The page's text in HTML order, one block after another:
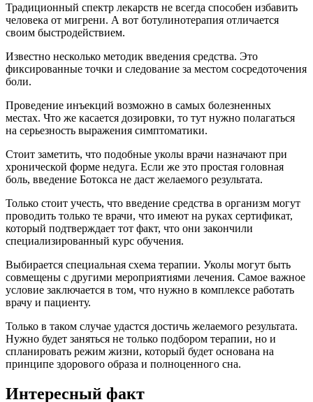
Традиционный спектр лекарств не всегда способен избавить
человека от мигрени. А вот ботулинотерапия отличается
своим быстродействием.
Известно несколько методик введения средства. Это
фиксированные точки и следование за местом сосредоточения
боли.
Проведение инъекций возможно в самых болезненных
местах. Что же касается дозировки, то тут нужно полагаться
на серьезность выражения симптоматики.
Стоит заметить, что подобные уколы врачи назначают при
хронической форме недуга. Если же это простая головная
боль, введение Ботокса не даст желаемого результата.
Только стоит учесть, что введение средства в организм могут
проводить только те врачи, что имеют на руках сертификат,
который подтверждает тот факт, что они закончили
специализированный курс обучения.
Выбирается специальная схема терапии. Уколы могут быть
совмещены с другими мероприятиями лечения. Самое важное
условие заключается в том, что нужно в комплексе работать
врачу и пациенту.
Только в таком случае удастся достичь желаемого результата.
Нужно будет заняться не только подбором терапии, но и
спланировать режим жизни, который будет основана на
принципе здорового образа и полноценного сна.
Интересный факт